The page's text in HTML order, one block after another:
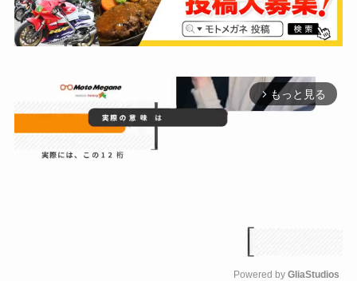
arrow_forward_ios もっと見る
Powered by GliaStudios